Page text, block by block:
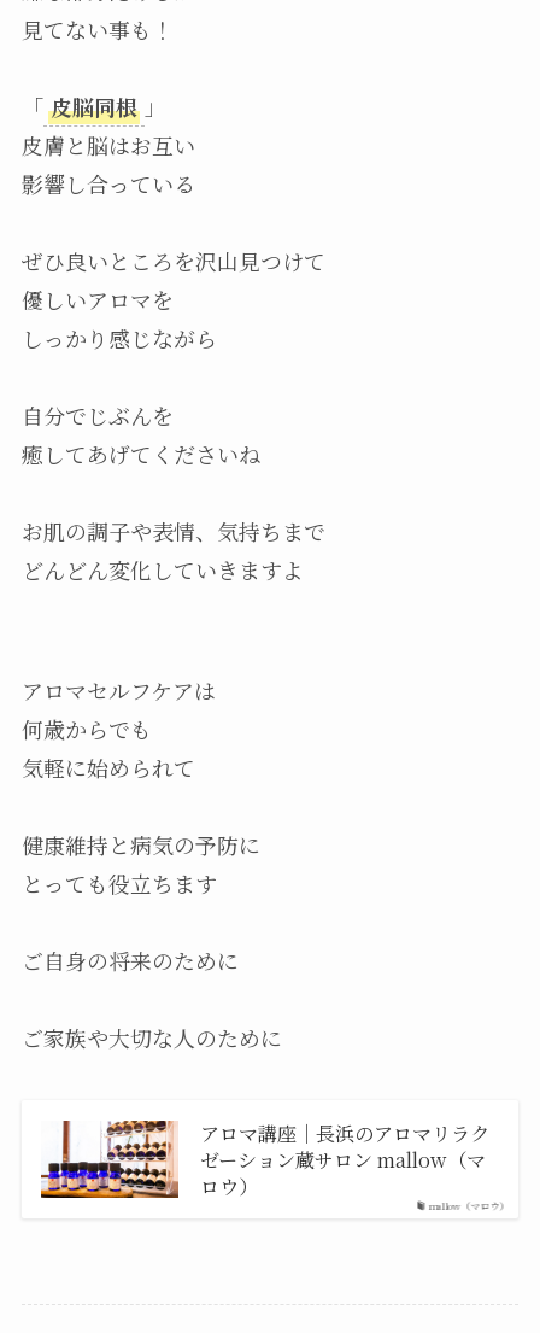
見てない事も！
「 皮脳同根 」
皮膚と脳はお互い
影響し合っている
ぜひ良いところを沢山見つけて
優しいアロマを
しっかり感じながら
自分でじぶんを
癒してあげてくださいね
お肌の調子や表情、気持ちまで
どんどん変化していきますよ
アロマセルフケアは
何歳からでも
気軽に始められて
健康維持と病気の予防に
とっても役立ちます
ご自身の将来のために
ご家族や大切な人のために
mallow（マロウ）
アロマ講座｜長浜のアロマリラク
ゼーション蔵サロン mallow（マ
ロウ）